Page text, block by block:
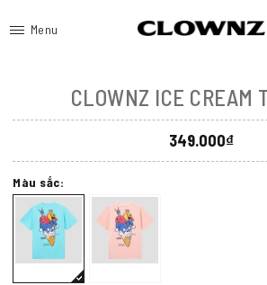
Menu
CLOWNZ ICE CREAM
349.000₫
Màu sắc: